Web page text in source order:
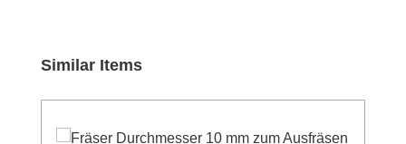
Produktgalerie überspringen
Similar Items